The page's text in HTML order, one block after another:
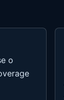
o